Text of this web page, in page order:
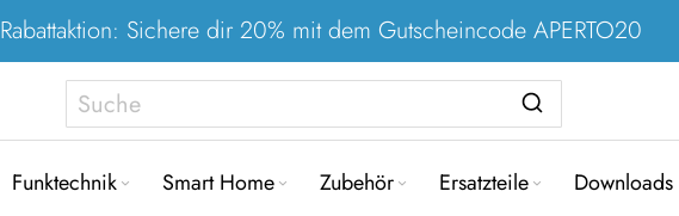
Rabattaktion: Sichere dir 20% mit dem Gutscheincode APERTO20
Direkt
zum
Inhalt
Funktechnik Smart Home Zubehör Ersatzteile
Downloads